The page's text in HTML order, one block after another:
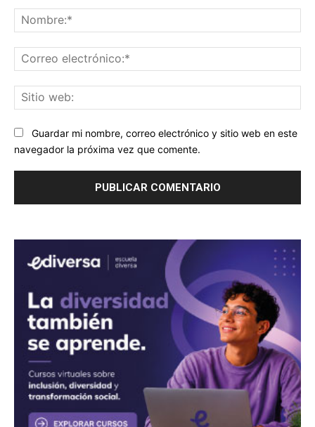
Guardar mi nombre, correo electrónico y sitio web en este
navegador la próxima vez que comente.